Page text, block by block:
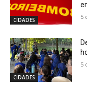
CIDADES 5
CIDADES
5